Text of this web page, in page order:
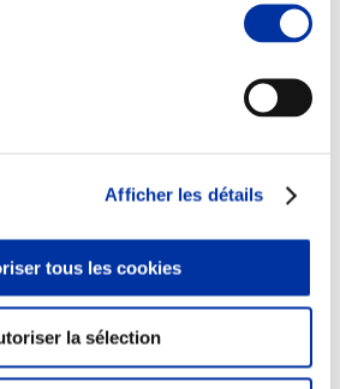
Afficher les détails
tous les cookies
la sélection
sanitaire
et attractivité des métiers
Accords